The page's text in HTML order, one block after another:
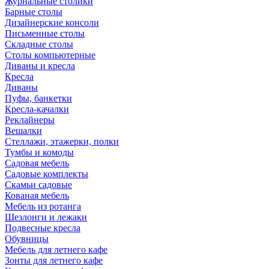
Барные столы
Дизайнерские консоли
Письменные столы
Складные столы
Столы компьютерные
Диваны и кресла
Кресла
Диваны
Пуфы, банкетки
Кресла-качалки
Реклайнеры
Вешалки
Стеллажи, этажерки, полки
Тумбы и комоды
Садовая мебель
Садовые комплекты
Скамьи садовые
Кованая мебель
Мебель из ротанга
Шезлонги и лежаки
Подвесные кресла
Обувницы
Мебель для летнего кафе
Зонты для летнего кафе